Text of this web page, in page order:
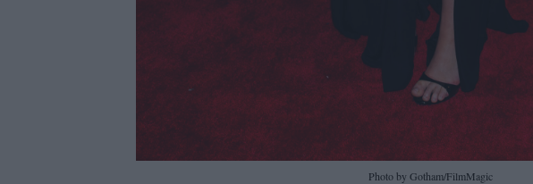
Photo by Gotham/FilmMagic